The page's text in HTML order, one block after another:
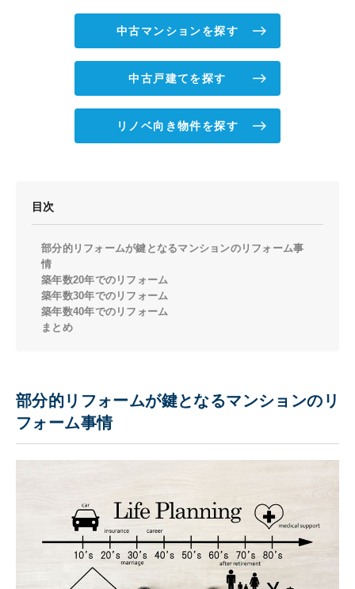
中古マンションを探す
中古戸建てを探す
リノベ向き物件を探す
目次
部分的リフォームが鍵となるマンションのリフォーム事
情
築年数20年でのリフォーム
築年数30年でのリフォーム
築年数40年でのリフォーム
まとめ
部分的リフォームが鍵となるマンションのリ
フォーム事情